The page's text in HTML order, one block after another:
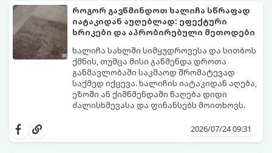
სასიამოვნო სიგრილე სპეციალური
ტექნიკის გარეშეც.
გთავაზობთ 10 საუკეთესო და
ხელმისაწვდომ მეთოდს:
როგორ გავწმინდოთ ხალიჩა სწრაფად
იატაკიდან აუღებლად: ეფექტური
ხრიკები და აპრობირებული მეთოდები
ხალიჩა სახლში სიმყუდროვესა და სითბოს
ქმნის, თუმცა მისი გაწმენდა დროთა
განმავლობაში საკმაოდ შრომატევად
საქმედ იქცევა. ხალიჩის იატაკიდან აღება,
ეზოში ან ქიმწმენდაში წაღება დიდი
ძალისხმევასა და ფინანსებს მოითხოვს.
ეფექტური, ბიუჯეტური და აპრობირებული
2026/07/24 09:31